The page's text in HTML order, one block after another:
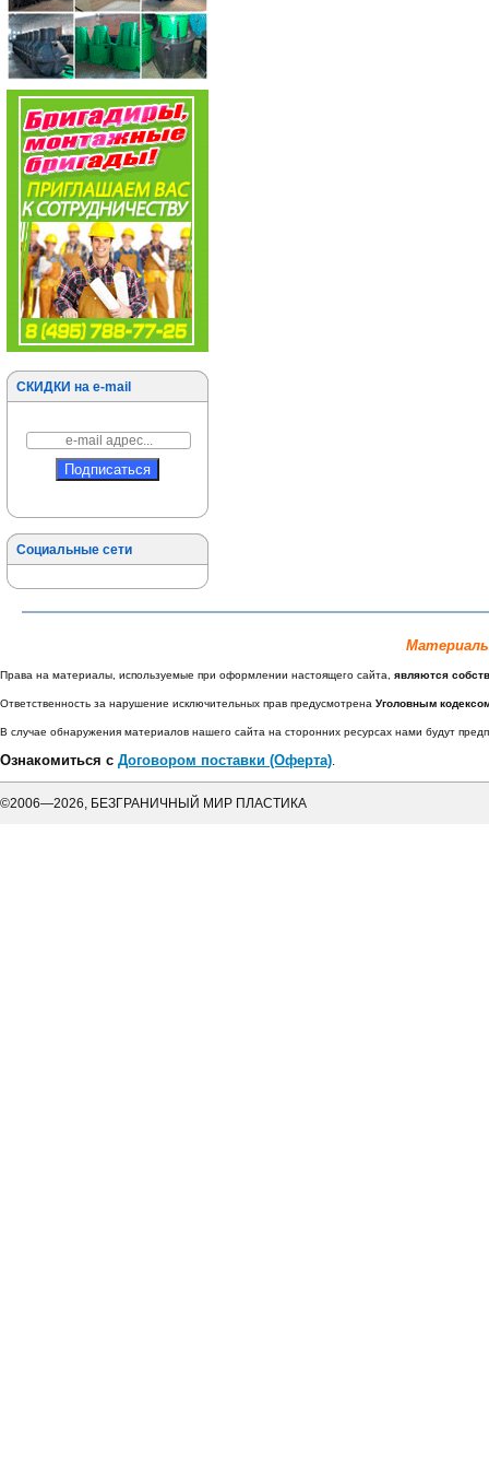
СКИДКИ на e-mail
Социальные сети
Права на материалы, используемые при оформлении настоящего сайта, являются
Ответственность за нарушение исключительных прав предусмотрена Уголовным
В случае обнаружения материалов нашего сайта на сторонних ресурсах нами будут
Ознакомиться с Договором поставки (Оферта).
©2006—2026, БЕЗГРАНИЧНЫЙ МИР ПЛАСТИКА